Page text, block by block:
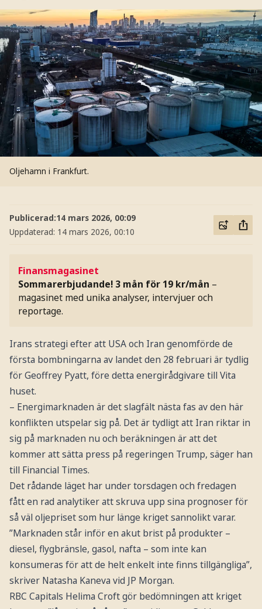
Oljehamn i Frankfurt.
Publicerad:14 mars 2026, 00:09
Uppdaterad: 14 mars 2026, 00:10
Finansmagasinet
Sommarerbjudande! 3 mån för 19 kr/mån –
magasinet med unika analyser, intervjuer och
reportage.
Irans strategi efter att USA och Iran genomförde de
första bombningarna av landet den 28 februari är tydlig
för Geoffrey Pyatt, före detta energirådgivare till Vita
huset.
– Energimarknaden är det slagfält nästa fas av den här
konflikten utspelar sig på. Det är tydligt att Iran riktar in
sig på marknaden nu och beräkningen är att det
kommer att sätta press på regeringen Trump, säger han
till Financial Times.
Det rådande läget har under torsdagen och fredagen
fått en rad analytiker att skruva upp sina prognoser för
så väl oljepriset som hur länge kriget sannolikt varar.
”Marknaden står inför en akut brist på produkter –
diesel, flygbränsle, gasol, nafta – som inte kan
konsumeras för att de helt enkelt inte finns tillgängliga”,
skriver Natasha Kaneva vid JP Morgan.
RBC Capitals Helima Croft gör bedömningen att kriget